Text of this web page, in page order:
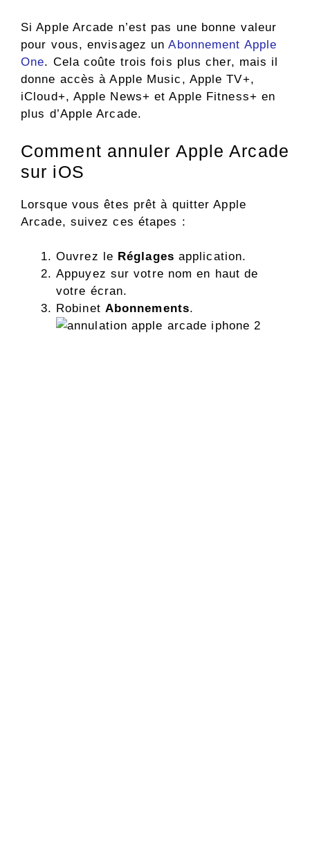
Si Apple Arcade n’est pas une bonne valeur
pour vous, envisagez unAbonnement Apple
One. Cela coûte trois fois plus cher, mais il
donne accès à Apple Music, Apple TV+,
iCloud+, Apple News+ et Apple Fitness+ en
plus d’Apple Arcade.
Comment annuler Apple Arcade
sur iOS
Lorsque vous êtes prêt à quitter Apple
Arcade, suivez ces étapes :
Ouvrez le Réglages application.
Appuyez sur votre nom en haut de
votre écran.
Robinet Abonnements.